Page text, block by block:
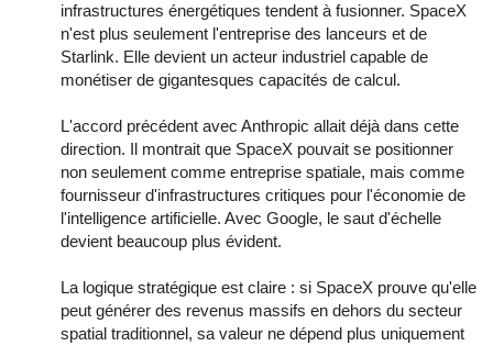
infrastructures énergétiques tendent à fusionner. SpaceX
n'est plus seulement l'entreprise des lanceurs et de
Starlink. Elle devient un acteur industriel capable de
monétiser de gigantesques capacités de calcul.
L'accord précédent avec Anthropic allait déjà dans cette
direction. Il montrait que SpaceX pouvait se positionner
non seulement comme entreprise spatiale, mais comme
fournisseur d'infrastructures critiques pour l'économie de
l'intelligence artificielle. Avec Google, le saut d'échelle
devient beaucoup plus évident.
La logique stratégique est claire : si SpaceX prouve qu'elle
peut générer des revenus massifs en dehors du secteur
spatial traditionnel, sa valeur ne dépend plus uniquement